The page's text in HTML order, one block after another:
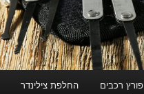
פורץ רכבים החלפת צילינדר